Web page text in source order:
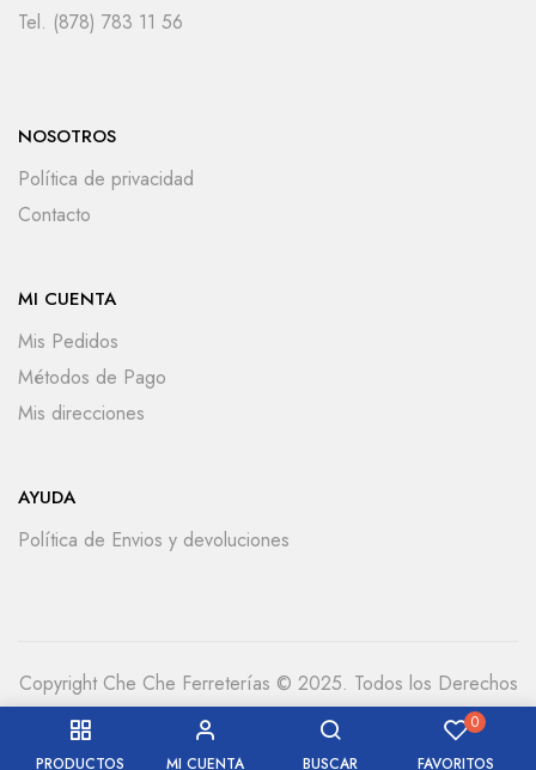
PRODUCTOS MI CUENTA BUSCAR
0
FAVORITOS
Tel. (878) 783 11 56
NOSOTROS
Política de privacidad
Contacto
MI CUENTA
Mis Pedidos
Métodos de Pago
Mis direcciones
AYUDA
Política de Envios y devoluciones
Copyright Che Che Ferreterías © 2025. Todos los Derechos
Reservados